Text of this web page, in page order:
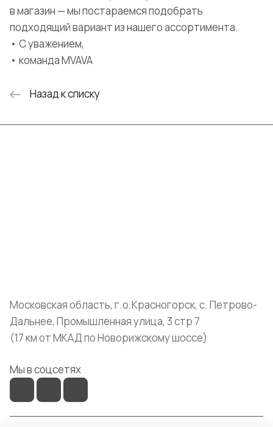
в магазин — мы постараемся подобрать
подходящий вариант из нашего ассортимента.
• С уважением,
• команда MVAVA
Назад к списку
Московская область, г.о.Красногорск, с. Петрово-
Дальнее, Промышленная улица, 3 стр 7
(17 км от МКАД по Новорижскому шоссе)
Мы в соцсетях